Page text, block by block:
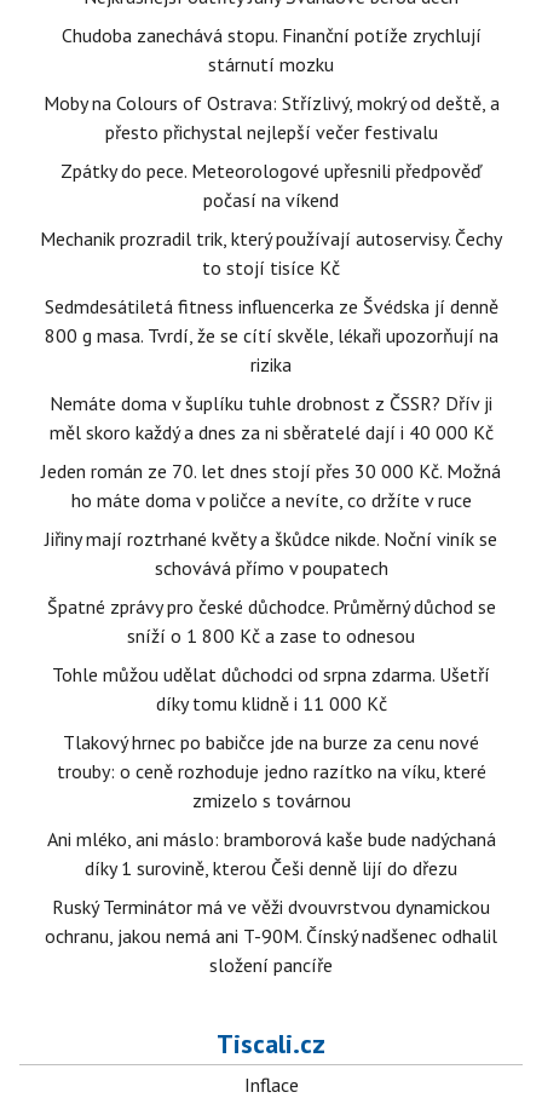
Chudoba zanechává stopu. Finanční potíže zrychlují
stárnutí mozku
Moby na Colours of Ostrava: Střízlivý, mokrý od deště, a
přesto přichystal nejlepší večer festivalu
Zpátky do pece. Meteorologové upřesnili předpověď
počasí na víkend
Mechanik prozradil trik, který používají autoservisy. Čechy
to stojí tisíce Kč
Sedmdesátiletá fitness influencerka ze Švédska jí denně
800 g masa. Tvrdí, že se cítí skvěle, lékaři upozorňují na
rizika
Nemáte doma v šuplíku tuhle drobnost z ČSSR? Dřív ji
měl skoro každý a dnes za ni sběratelé dají i 40 000 Kč
Jeden román ze 70. let dnes stojí přes 30 000 Kč. Možná
ho máte doma v poličce a nevíte, co držíte v ruce
Jiřiny mají roztrhané květy a škůdce nikde. Noční viník se
schovává přímo v poupatech
Špatné zprávy pro české důchodce. Průměrný důchod se
sníží o 1 800 Kč a zase to odnesou
Tohle můžou udělat důchodci od srpna zdarma. Ušetří
díky tomu klidně i 11 000 Kč
Tlakový hrnec po babičce jde na burze za cenu nové
trouby: o ceně rozhoduje jedno razítko na víku, které
zmizelo s továrnou
Ani mléko, ani máslo: bramborová kaše bude nadýchaná
díky 1 surovině, kterou Češi denně lijí do dřezu
Ruský Terminátor má ve věži dvouvrstvou dynamickou
ochranu, jakou nemá ani T-90M. Čínský nadšenec odhalil
složení pancíře
Tiscali.cz
Inflace